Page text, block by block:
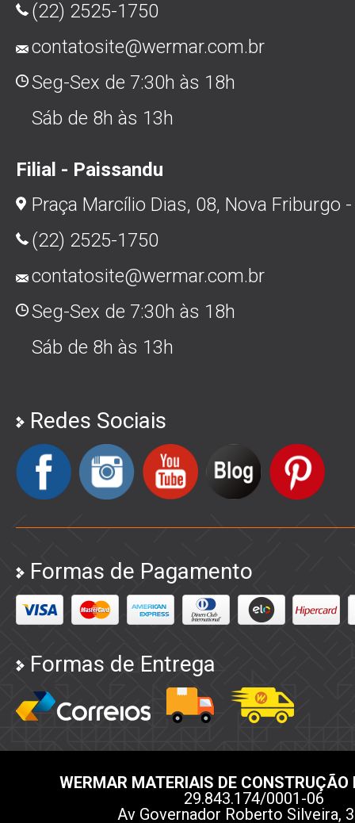
(22) 2525-1750
contatosite@wermar.com.br
Seg-Sex de 7:30h às 18h
Sáb de 8h às 13h
Filial - Paissandu
Praça Marcílio Dias, 08, Nova Friburgo
(22) 2525-1750
contatosite@wermar.com.br
Seg-Sex de 7:30h às 18h
Sáb de 8h às 13h
Redes Sociais
Formas de Pagamento
Formas de Entrega
WERMAR MATERIAIS DE CONSTRUÇÃO
29.843.174/0001-06
Av Governador Roberto Silveira,